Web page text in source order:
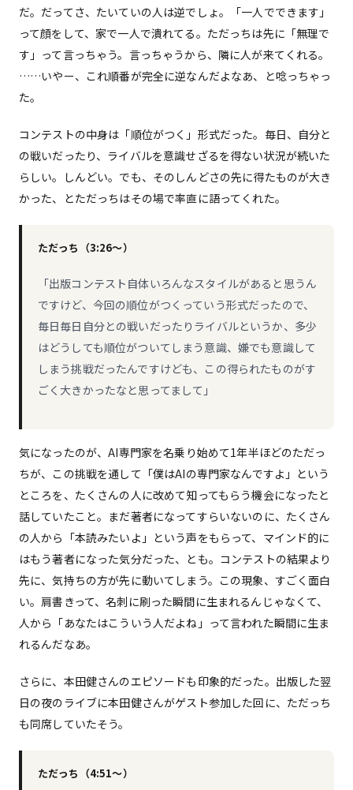
だ。だってさ、たいていの人は逆でしょ。「一人でできます」
って顔をして、家で一人で潰れてる。ただっちは先に「無理で
す」って言っちゃう。言っちゃうから、隣に人が来てくれる。
……いやー、これ順番が完全に逆なんだよなあ、と唸っちゃっ
た。
コンテストの中身は「順位がつく」形式だった。毎日、自分と
の戦いだったり、ライバルを意識せざるを得ない状況が続いた
らしい。しんどい。でも、そのしんどさの先に得たものが大き
かった、とただっちはその場で率直に語ってくれた。
ただっち（3:26〜）
「出版コンテスト自体いろんなスタイルがあると思うん
ですけど、今回の順位がつくっていう形式だったので、
毎日毎日自分との戦いだったりライバルというか、多少
はどうしても順位がついてしまう意識、嫌でも意識して
しまう挑戦だったんですけども、この得られたものがす
ごく大きかったなと思ってまして」
気になったのが、AI専門家を名乗り始めて1年半ほどのただっ
ちが、この挑戦を通して「僕はAIの専門家なんですよ」という
ところを、たくさんの人に改めて知ってもらう機会になったと
話していたこと。まだ著者になってすらいないのに、たくさん
の人から「本読みたいよ」という声をもらって、マインド的に
はもう著者になった気分だった、とも。コンテストの結果より
先に、気持ちの方が先に動いてしまう。この現象、すごく面白
い。肩書きって、名刺に刷った瞬間に生まれるんじゃなくて、
人から「あなたはこういう人だよね」って言われた瞬間に生ま
れるんだなあ。
さらに、本田健さんのエピソードも印象的だった。出版した翌
日の夜のライブに本田健さんがゲスト参加した回に、ただっち
も同席していたそう。
ただっち（4:51〜）